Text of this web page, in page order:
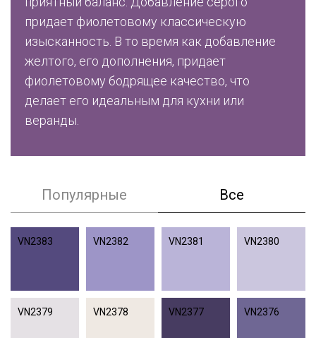
придает фиолетовому классическую
изысканность. В то время как добавление
желтого, его дополнения, придает
фиолетовому бодрящее качество, что
делает его идеальным для кухни или
веранды.
Популярные Все
VN2383 VN2382 VN2381 VN2380
VN2379 VN2378 VN2377 VN2376